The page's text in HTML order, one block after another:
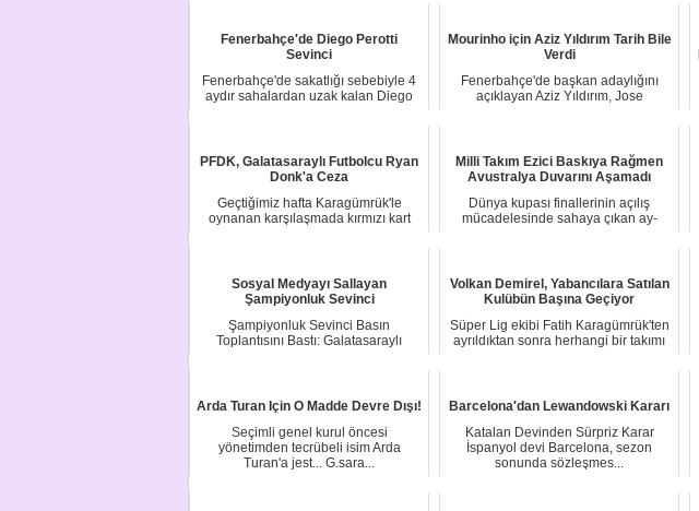
Fenerbahçe'de Diego Perotti
Sevinci
Fenerbahçe'de sakatlığı sebebiyle 4
aydır sahalardan uzak kalan Diego
Mourinho için Aziz Yıldırım Tarih Bile
Verdi
Fenerbahçe'de başkan adaylığını
açıklayan Aziz Yıldırım, Jose
PFDK, Galatasaraylı Futbolcu Ryan
Donk'a Ceza
Geçtiğimiz hafta Karagümrük'le
oynanan karşılaşmada kırmızı kart
Milli Takım Ezici Baskıya Rağmen
Avustralya Duvarını Aşamadı
Dünya kupası finallerinin açılış
mücadelesinde sahaya çıkan ay-
Sosyal Medyayı Sallayan
Şampiyonluk Sevinci
Şampiyonluk Sevinci Basın
Toplantısını Bastı: Galatasaraylı
Volkan Demirel, Yabancılara Satılan
Kulübün Başına Geçiyor
Süper Lig ekibi Fatih Karagümrük'ten
ayrıldıktan sonra herhangi bir takımı
Arda Turan Için O Madde Devre Dışı!
Seçimli genel kurul öncesi
yönetimden tecrübeli isim Arda
Turan'a jest... G.sara...
Barcelona'dan Lewandowski Kararı
Katalan Devinden Sürpriz Karar
İspanyol devi Barcelona, sezon
sonunda sözleşmes...